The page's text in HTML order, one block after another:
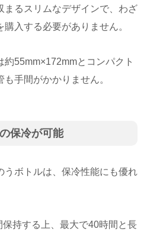
まるスリムなデザインで、わざ
入する必要がありません。
55mm×172mmとコンパクト
手間がかかりません。
保冷が可能
うボトルは、保冷性能にも優れ
持する上、最大で40時間と長